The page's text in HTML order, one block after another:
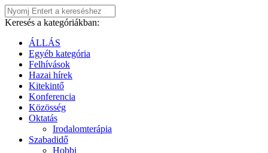
Keresés a kategóriákban:
ÁLLÁS
Egyéb kategória
Felhívások
Hazai hírek
Kitekintő
Konferencia
Közösség
Oktatás
Irodalomterápia
Szabadidő
Hobbi